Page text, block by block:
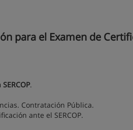
para el Examen de
.
Contratación Pública.
ante el SERCOP.